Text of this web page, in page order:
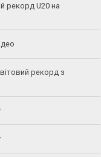
рекорд U20 на
рекорд з